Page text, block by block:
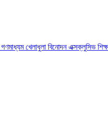
গণমাধ্যমখেলাধুলা বিনোদনএক্সক্লুসিভ